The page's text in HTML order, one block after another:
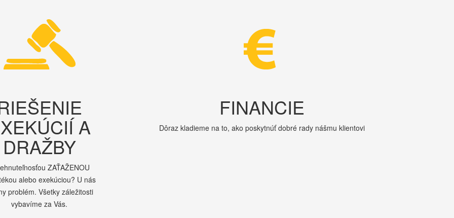
A
DRAŽBY
ZAŤAŽENOU
alebo exekúciou? U nás
problém. Všetky záležitosti
vybavíme za Vás.
FINANCIE
Dôraz kladieme na to, ako poskytnúť dobré rady nášmu klientovi